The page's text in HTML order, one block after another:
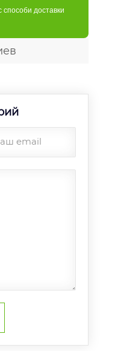
способи доставки
email